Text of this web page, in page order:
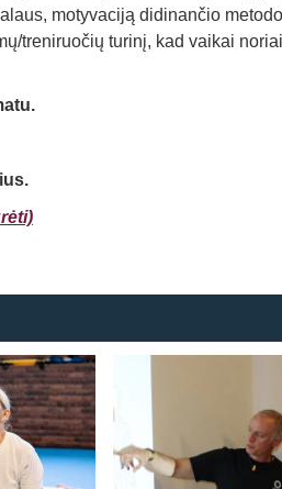
motyvaciją didinančio
treniruočių turinį, kad vaikai
Atsiminti